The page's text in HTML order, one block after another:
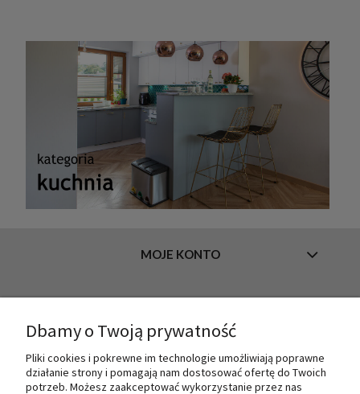
MOJE KONTO
O NAS
Dbamy o Twoją prywatność
Pliki cookies i pokrewne im technologie umożliwiają poprawne
działanie strony i pomagają nam dostosować ofertę do Twoich
potrzeb. Możesz zaakceptować wykorzystanie przez nas